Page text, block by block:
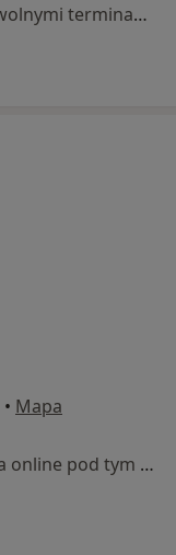
Brak dostępnych specjalistów z wolnymi terminami w tym centrum medycznym.
• Mapa
Specjalista nie oferuje umawiania online pod tym adresem.